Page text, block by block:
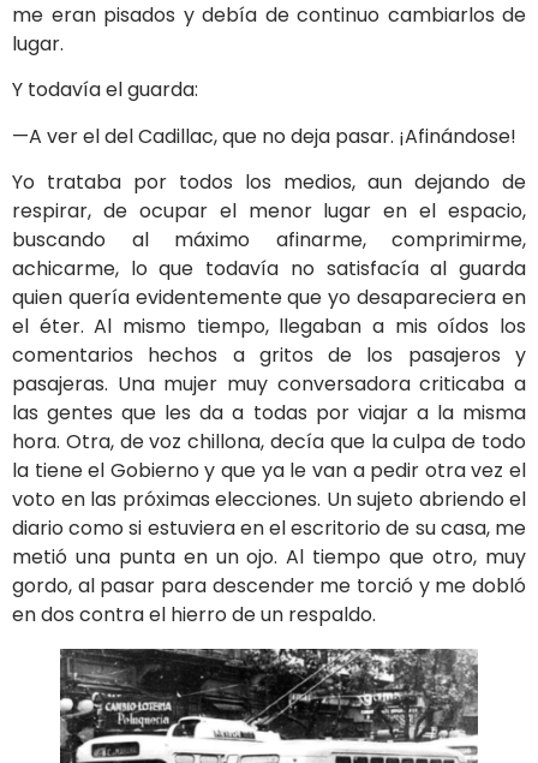
me eran pisados y debía de continuo cambiarlos de
lugar.
Y todavía el guarda:
—A ver el del Cadillac, que no deja pasar. ¡Afinándose!
Yo trataba por todos los medios, aun dejando de
respirar, de ocupar el menor lugar en el espacio,
buscando al máximo afinarme, comprimirme,
achicarme, lo que todavía no satisfacía al guarda
quien quería evidentemente que yo desapareciera en
el éter. Al mismo tiempo, llegaban a mis oídos los
comentarios hechos a gritos de los pasajeros y
pasajeras. Una mujer muy conversadora criticaba a
las gentes que les da a todas por viajar a la misma
hora. Otra, de voz chillona, decía que la culpa de todo
la tiene el Gobierno y que ya le van a pedir otra vez el
voto en las próximas elecciones. Un sujeto abriendo el
diario como si estuviera en el escritorio de su casa, me
metió una punta en un ojo. Al tiempo que otro, muy
gordo, al pasar para descender me torció y me dobló
en dos contra el hierro de un respaldo.